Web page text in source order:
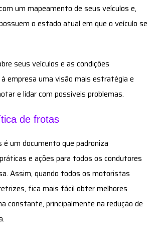
um mapeamento de seus veículos e,
o estado atual em que o veículo se
seus veículos e as condições
empresa uma visão mais estratégia e
e lidar com possíveis problemas.
de frotas
um documento que padroniza
e ações para todos os condutores
Assim, quando todos os motoristas
fica mais fácil obter melhores
constante, principalmente na redução de